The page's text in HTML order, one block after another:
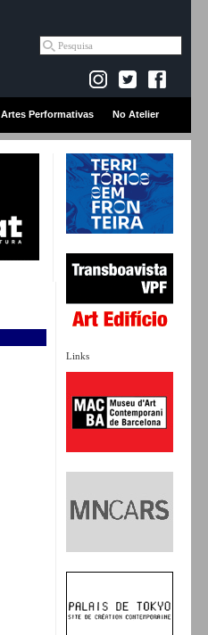
Artes Performativas No Atelier
Links